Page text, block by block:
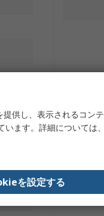
供し、表示されるコンテ
ます。詳細については、
を設定する